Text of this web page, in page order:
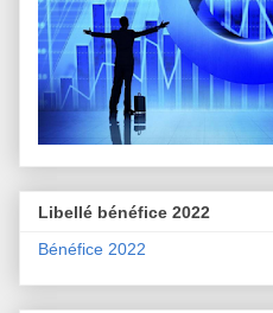
Libellé bénéfice 2022
Bénéfice 2022